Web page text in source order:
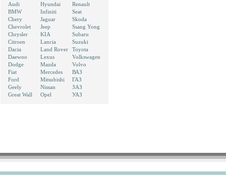
Audi
BMW
Chery
Chevrolet
Chrysler
Citroen
Dacia
Daewoo
Dodge
Fiat
Ford
Geely
Great Wall
Hyundai
Infiniti
Jaguar
Jeep
KIA
Lancia
Land Rover
Lexus
Mazda
Mercedes
Mitsubishi
Nissan
Opel
Renault
Seat
Skoda
Ssang Yong
Subaru
Suzuki
Toyota
Volkswagen
Volvo
ВАЗ
ГАЗ
ЗАЗ
УАЗ